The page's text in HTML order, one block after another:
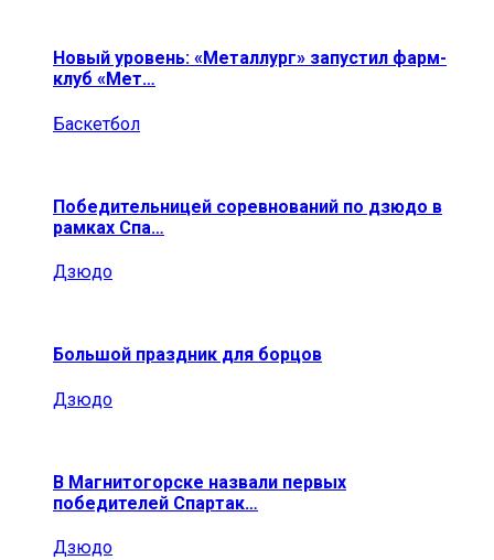
Новый уровень: «Металлург» запустил фарм-
клуб «Мет…
Баскетбол
Победительницей соревнований по дзюдо в
рамках Спа…
Дзюдо
Большой праздник для борцов
Дзюдо
В Магнитогорске назвали первых
победителей Спартак…
Дзюдо